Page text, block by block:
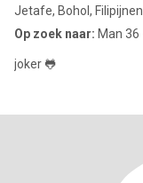
Jetafe, Bohol, Filipijnen
Op zoek naar: Man 36
joker 🐸